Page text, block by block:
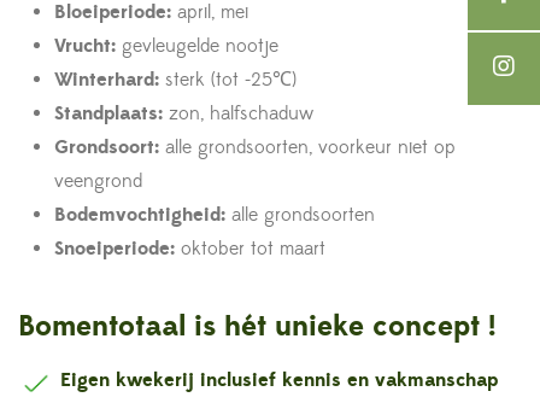
Bloeiperiode: april, mei
Vrucht: gevleugelde nootje
Winterhard: sterk (tot -25℃)
Standplaats: zon, halfschaduw
Grondsoort: alle grondsoorten, voorkeur niet op
veengrond
Bodemvochtigheid: alle grondsoorten
Snoeiperiode: oktober tot maart
Bomentotaal is hét unieke concept !
Eigen kwekerij inclusief kennis en vakmanschap